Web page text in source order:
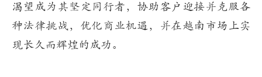
渴望成为其坚定同行者，协助客户迎接并克服各
种法律挑战，优化商业机遇，并在越南市场上实
现长久而辉煌的成功。